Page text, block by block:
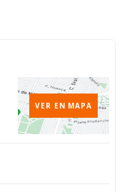
VER EN MAPA